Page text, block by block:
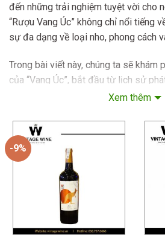
đến những trải nghiệm tuyệt vời cho
“Rượu Vang Úc” không chỉ nổi tiếng
sự đa dạng về loại nho, phong cách
Trong bài viết này, chúng ta sẽ khám
của “Vang Úc”, bắt đầu từ lịch sử
nghiệp rượu vang Úc, tiếp đến các
Vang Từ Úc” một cách hoàn hảo nhất.
Hãy cùng khám phá và thưởng thức
rượu vang Úc, một nét văn hóa đáng
Lịch Sử Hình Thành và Phát
Xem thêm
-9%